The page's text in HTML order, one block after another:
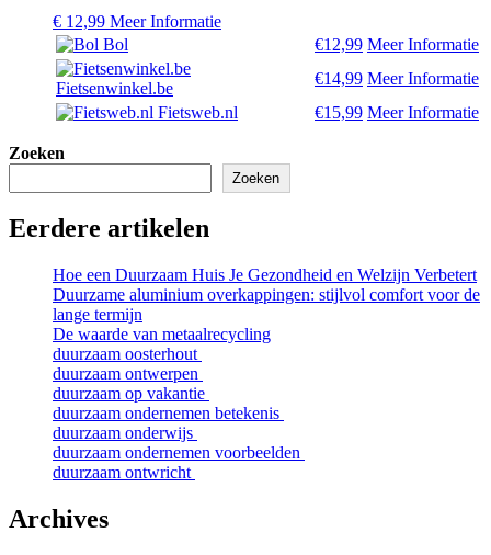
€ 12,99 Meer Informatie
Bol
€12,99 Meer Informatie
Fietsenwinkel.be
€14,99 Meer Informatie
Fietsweb.nl
€15,99 Meer Informatie
Zoeken
Zoeken
Eerdere artikelen
Hoe een Duurzaam Huis Je Gezondheid en Welzijn Verbetert
Duurzame aluminium overkappingen: stijlvol comfort voor de
lange termijn
De waarde van metaalrecycling
duurzaam oosterhout
duurzaam ontwerpen
duurzaam op vakantie
duurzaam ondernemen betekenis
duurzaam onderwijs
duurzaam ondernemen voorbeelden
duurzaam ontwricht
Archives